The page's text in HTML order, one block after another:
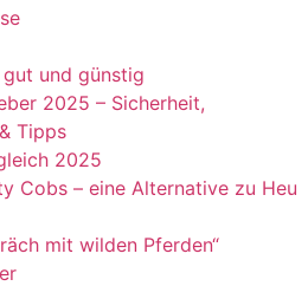
und günstig
2025 – Sicherheit,
Tipps
2025
Cobs – eine Alternative zu Heu
mit wilden Pferden“